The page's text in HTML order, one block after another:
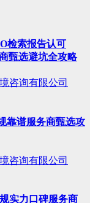
检索报告认可
甄选避坑全攻略
咨询有限公司
靠谱服务商甄选攻
咨询有限公司
实力口碑服务商